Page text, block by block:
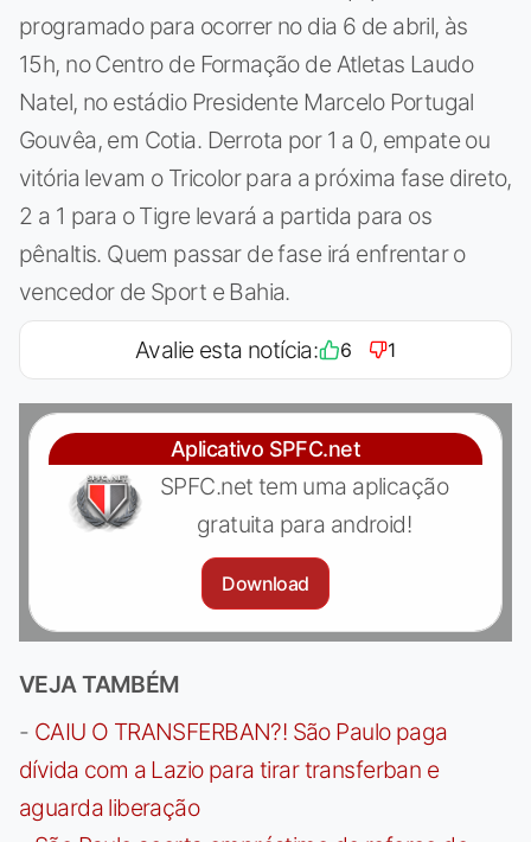
programado para ocorrer no dia 6 de abril, às
15h, no Centro de Formação de Atletas Laudo
Natel, no estádio Presidente Marcelo Portugal
Gouvêa, em Cotia. Derrota por 1 a 0, empate ou
vitória levam o Tricolor para a próxima fase direto,
2 a 1 para o Tigre levará a partida para os
pênaltis. Quem passar de fase irá enfrentar o
vencedor de Sport e Bahia.
Avalie esta notícia: 6 1
Aplicativo SPFC.net
SPFC.net tem uma aplicação
gratuita para android!
Download
VEJA TAMBÉM
- CAIU O TRANSFERBAN?! São Paulo paga
dívida com a Lazio para tirar transferban e
aguarda liberação